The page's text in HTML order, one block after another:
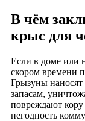
В чём
крыс для
Если в доме или
скором времени
Грызуны
запасам,
повреждают кору
негодность